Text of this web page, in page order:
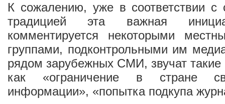
К сожалению, уже в соответствии с
традицией эта важная
комментируется некоторыми
группами, подконтрольными им
рядом зарубежных СМИ, звучат
как «ограничение в стране
информации», «попытка подкупа